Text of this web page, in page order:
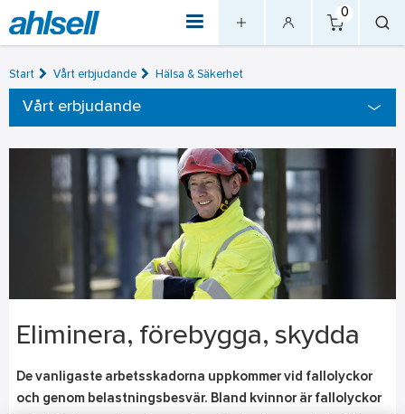
0
Start Vårt erbjudande Hälsa & Säkerhet
Vårt erbjudande
Eliminera, förebygga, skydda
De vanligaste arbetsskadorna uppkommer vid fallolyckor
och genom belastningsbesvär. Bland kvinnor är fallolyckor